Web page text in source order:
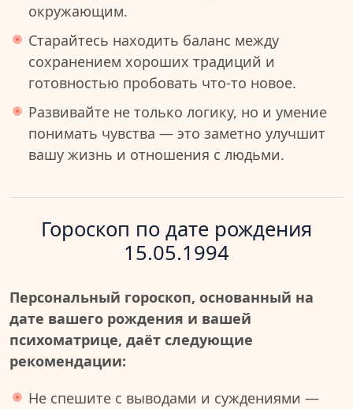
окружающим.
Старайтесь находить баланс между
сохранением хороших традиций и
готовностью пробовать что-то новое.
Развивайте не только логику, но и умение
понимать чувства — это заметно улучшит
вашу жизнь и отношения с людьми.
Гороскоп по дате рождения
15.05.1994
Персональный гороскоп, основанный на
дате вашего рождения и вашей
психоматрице, даёт следующие
рекомендации:
Не спешите с выводами и суждениями —